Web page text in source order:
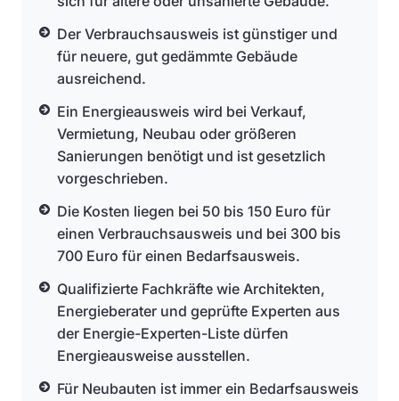
Der Verbrauchsausweis ist günstiger und
für neuere, gut gedämmte Gebäude
ausreichend.
Ein Energieausweis wird bei Verkauf,
Vermietung, Neubau oder größeren
Sanierungen benötigt und ist gesetzlich
vorgeschrieben.
Die Kosten liegen bei 50 bis 150 Euro für
einen Verbrauchsausweis und bei 300 bis
700 Euro für einen Bedarfsausweis.
Qualifizierte Fachkräfte wie Architekten,
Energieberater und geprüfte Experten aus
der Energie-Experten-Liste dürfen
Energieausweise ausstellen.
Für Neubauten ist immer ein Bedarfsausweis